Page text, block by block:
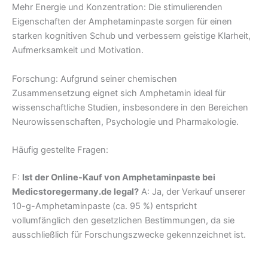
Mehr Energie und Konzentration: Die stimulierenden
Eigenschaften der Amphetaminpaste sorgen für einen
starken kognitiven Schub und verbessern geistige Klarheit,
Aufmerksamkeit und Motivation.
Forschung: Aufgrund seiner chemischen
Zusammensetzung eignet sich Amphetamin ideal für
wissenschaftliche Studien, insbesondere in den Bereichen
Neurowissenschaften, Psychologie und Pharmakologie.
Häufig gestellte Fragen:
F: Ist der Online-Kauf von Amphetaminpaste bei
Medicstoregermany.de legal? A: Ja, der Verkauf unserer
10-g-Amphetaminpaste (ca. 95 %) entspricht
vollumfänglich den gesetzlichen Bestimmungen, da sie
ausschließlich für Forschungszwecke gekennzeichnet ist.